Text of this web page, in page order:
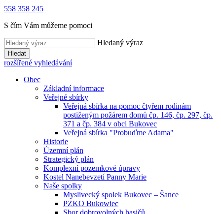
558 358 245
S čím Vám můžeme pomoci
Hledaný výraz
Hledat
rozšířené vyhledávání
Obec
Základní informace
Veřejné sbírky
Veřejná sbírka na pomoc čtyřem rodinám
postiženým požárem domů čp. 146, čp. 297, čp.
371 a čp. 384 v obci Bukovec
Veřejná sbírka "Probuďme Adama"
Historie
Územní plán
Strategický plán
Komplexní pozemkové úpravy
Kostel Nanebevzetí Panny Marie
Naše spolky
Myslivecký spolek Bukovec – Šance
PZKO Bukowiec
Sbor dobrovolných hasičů